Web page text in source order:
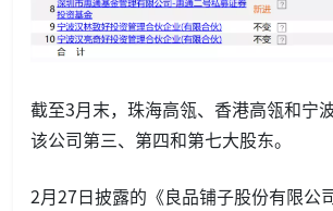
截至3月末，珠海高瓴、香港高瓴和宁
该公司第三、第四和第七大股东。
2月27日披露的《良品铺子股份有限公